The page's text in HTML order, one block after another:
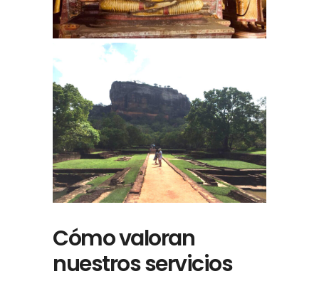
Cómo valoran
nuestros servicios